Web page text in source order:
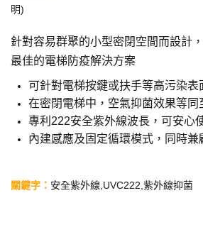
明)
針對容易群聚的小型密閉空間而設計，
最佳的電梯防疫解決方案
可針對電梯按鍵或扶手等高污染表
在密閉電梯中，空氣抑菌效果等同
專利222安全紫外線波長，可安心
內建感應及固定循環模式，同時兼
關鍵字 ： 安全紫外線 UVC222 紫外線抑菌